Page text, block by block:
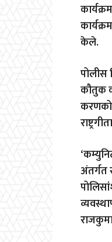
केले.
पोलीस
कौतुक
अंतर्गत